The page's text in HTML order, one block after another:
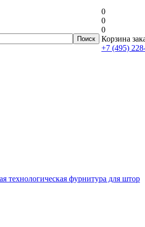
0
0
0
Корзина
+7 (495)
технологическая фурнитура для штор